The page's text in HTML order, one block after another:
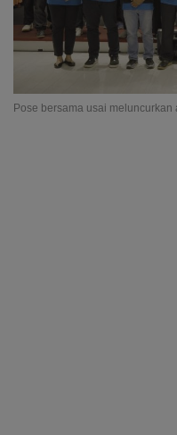
Pose bersama usai